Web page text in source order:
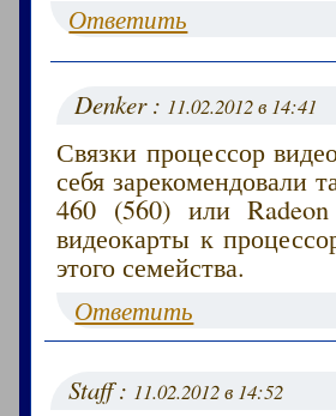
Ответить
Denker : 11.02.2012 в 14:41
Связки процессор
себя зарекомендовали
460 (560) или
видеокарты к
этого семейства.
Ответить
Staff : 11.02.2012 в 14:52